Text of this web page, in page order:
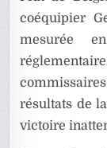
coéquipier
mesurée
résultats de
victoire